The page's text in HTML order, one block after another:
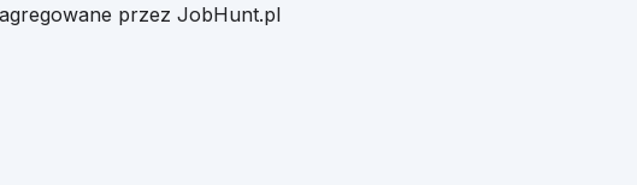
przez JobHunt.pl